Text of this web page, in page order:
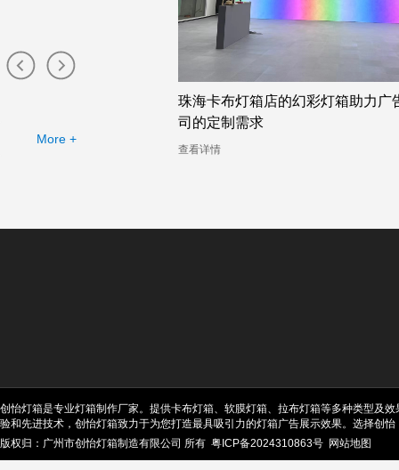
More +
珠海卡布灯箱店的幻彩灯箱助力广
司的定制需求
查看详情
创怡灯箱是专业灯箱制作厂家。提供卡布灯箱、软膜灯箱、拉布灯箱等多种类型及
验和先进技术，创怡灯箱致力于为您打造最具吸引力的灯箱广告展示效果。选择创怡
版权归：广州市创怡灯箱制造有限公司 所有 粤ICP备2024310863号 网站地图